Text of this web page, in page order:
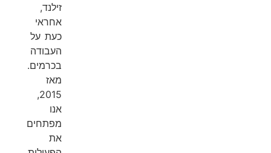
זילנד,
אחראי
כעת על
העבודה
בכרמים.
מאז
2015,
אנו
מפתחים
את